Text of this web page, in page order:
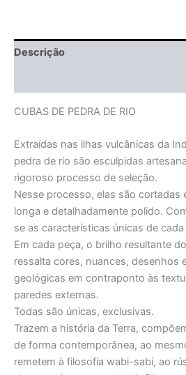
Descrição
CUBAS DE PEDRA DE RIO
Extraídas nas ilhas vulcânicas da
pedra de rio são esculpidas
rigoroso processo de seleção.
Nesse processo, elas são cortadas
longa e detalhadamente polido.
se as características únicas de cada
Em cada peça, o brilho resultante
ressalta cores, nuances, desenhos
geológicas em contraponto às
paredes externas.
Todas são únicas, exclusivas.
Trazem a história da Terra,
de forma contemporânea, ao
remetem à filosofia wabi-sabi, ao